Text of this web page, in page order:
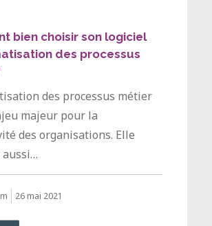
bien choisir son logiciel
des processus
des processus métier
majeur pour la
des organisations. Elle
aussi…
26 mai 2021